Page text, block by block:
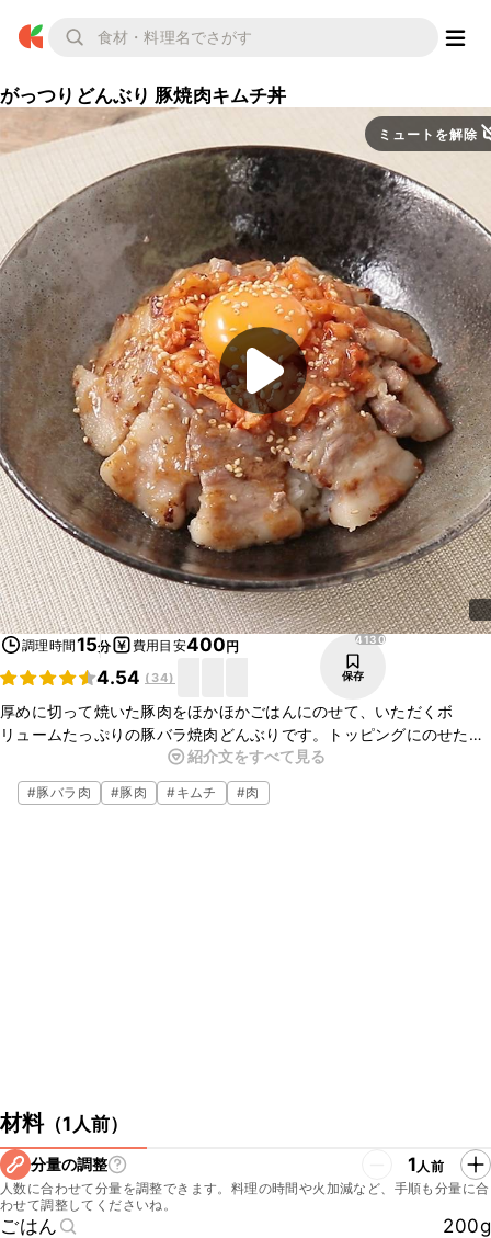
がっつりどんぶり 豚焼肉キムチ丼
ミュートを解除
調理時間15分 費用目安400円
4.54 ( 34)
4130
保存
厚めに切って焼いた豚肉をほかほかごはんにのせて、いただくボ
リュームたっぷりの豚バラ焼肉どんぶりです。トッピングにのせたキ
ムチの辛味と卵黄のまろやかさが味のアクセントになります。時間の
ないときでも簡単に作れるのでおすすめです。
紹介文をすべて見る
#豚バラ肉 #豚肉 #キムチ #肉
材料（1人前）
分量の調整 1人前
人数に合わせて分量を調整できます。料理の時間や火加減など、手順も分量に合
わせて調整してくださいね。
ごはん
200g